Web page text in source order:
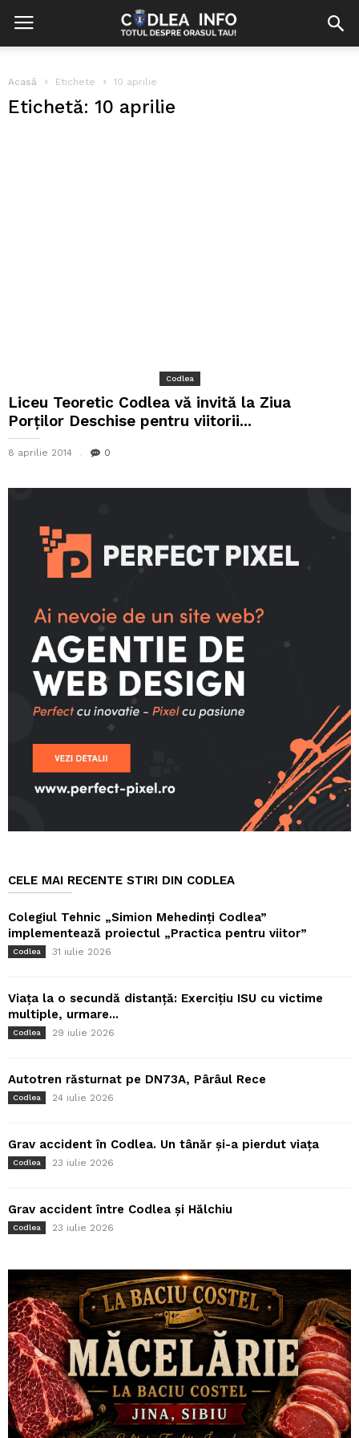
Acasă Etichete 10 aprilie
Etichetă: 10 aprilie
Codlea
Liceu Teoretic Codlea vă invită la Ziua
Porților Deschise pentru viitorii...
8 aprilie 2014 0
CELE MAI RECENTE STIRI DIN CODLEA
Colegiul Tehnic „Simion Mehedinți Codlea”
implementează proiectul „Practica pentru viitor”
Codlea 31 iulie 2026
Viața la o secundă distanță: Exercițiu ISU cu victime
multiple, urmare...
Codlea 29 iulie 2026
Autotren răsturnat pe DN73A, Pârâul Rece
Codlea 24 iulie 2026
Grav accident în Codlea. Un tânăr și-a pierdut viața
Codlea 23 iulie 2026
Grav accident între Codlea și Hălchiu
Codlea 23 iulie 2026